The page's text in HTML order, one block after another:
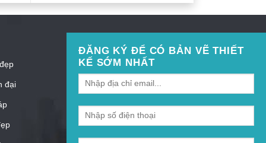
đại
ĐĂNG KÝ ĐỂ CÓ BẢN VẼ THIẾT
KẾ SỚM NHẤT